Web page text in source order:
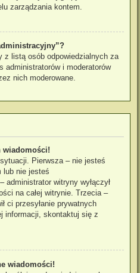
zarządzania kontem.
z listą osób odpowiedzialnych za
administratorów i moderatorów
nich moderowane.
wiadomości!
Pierwsza – nie jesteś
lub nie jesteś
administrator witryny wyłączył
na całej witrynie. Trzecia –
ci przesyłanie prywatnych
informacji, skontaktuj się z
wiadomości!